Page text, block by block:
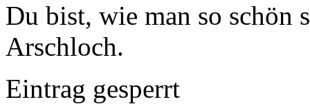
Du bist, wie man so schön
Arschloch.
Eintrag gesperrt